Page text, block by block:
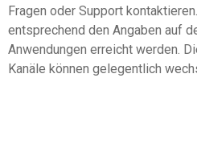
Fragen oder Support
entsprechend den Angaben auf
Anwendungen erreicht werden.
Kanäle können gelegentlich